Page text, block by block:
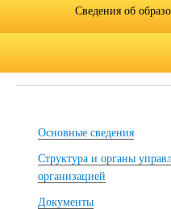
вопросам
Основные сведения
Структура и органы
организацией
Документы
Сведения об